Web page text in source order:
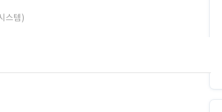
스템)